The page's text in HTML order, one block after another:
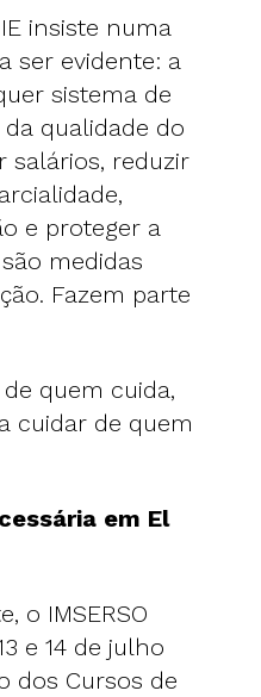
insiste numa
ser evidente: a
sistema de
qualidade do
salários, reduzir
e proteger a
medidas
Fazem parte
quem cuida,
cuidar de quem
em El
o IMSERSO
e 14 de julho
dos Cursos de